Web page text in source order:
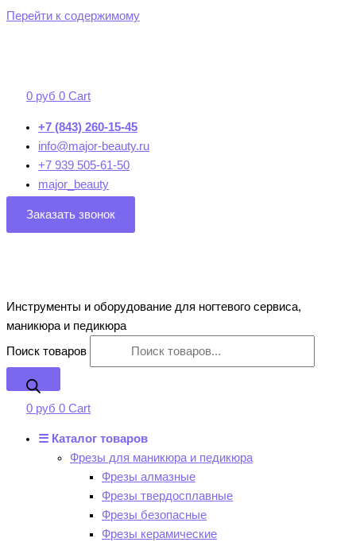
Перейти к содержимому
0 руб 0 Cart
+7 (843) 260-15-45
info@major-beauty.ru
+7 939 505-61-50
major_beauty
Заказать звонок
Инструменты и оборудование для ногтевого сервиса,
маникюра и педикюра
Поиск товаров
0 руб 0 Cart
☰ Каталог товаров
Фрезы для маникюра и педикюра
Фрезы алмазные
Фрезы твердосплавные
Фрезы безопасные
Фрезы керамические